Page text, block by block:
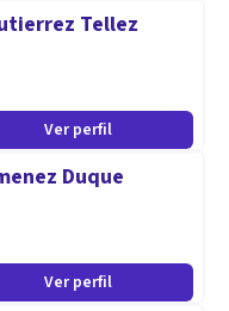
Tellez
Ver perfil
Duque
Ver perfil